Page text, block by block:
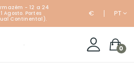
- 12 a 24
Agosto. Portes
Continental).
€ PT
0